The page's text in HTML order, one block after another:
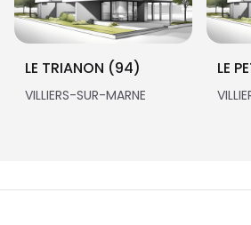
LE TRIANON (94)
VILLIERS-SUR-MARNE
LE